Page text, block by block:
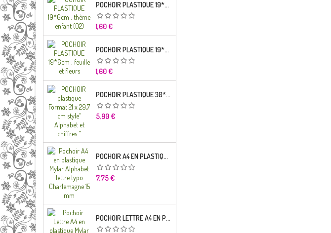
POCHOIR PLASTIQUE 19*6CM : THÈME ENFANT (02)
Prix
1,60 €
POCHOIR PLASTIQUE 19*6CM : FEUILLE ET FLEURS
Prix
1,60 €
POCHOIR PLASTIQUE 30*21CM : ALPHABET (02)
Prix
5,90 €
POCHOIR A4 EN PLASTIQUE MYLAR ALPHABET LETTRE TYPO RAVIE 30 MM
Prix
7,75 €
POCHOIR LETTRE A4 EN PLASTIQUE MYLAR ALPHABET LETTRES SCRIPT CAPITALES 25 MM